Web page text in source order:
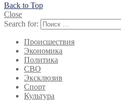
Back to Top
Close
Search for:
Происшествия
Экономика
Политика
СВО
Эксклюзив
Спорт
Культура